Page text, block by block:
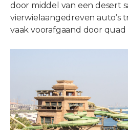
door middel van een desert
vierwielaangedreven auto’s
vaak voorafgaand door